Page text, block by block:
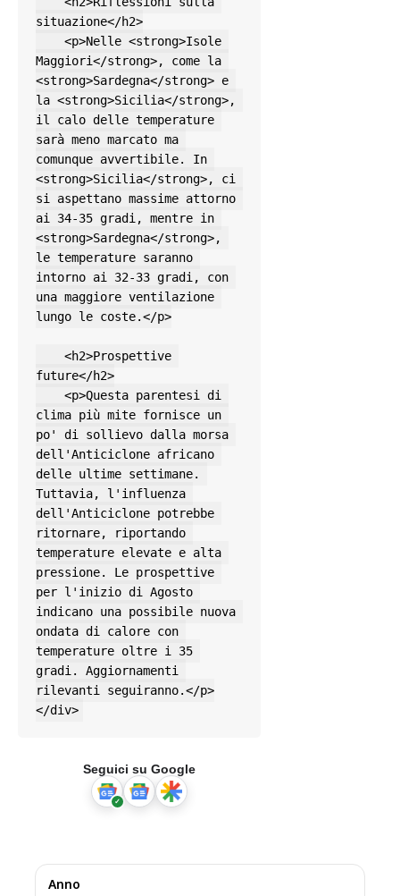
situazione</h2>
Maggiori</strong>, come la
<strong>Sardegna</strong> e
la <strong>Sicilia</strong>,
il calo delle temperature
sarà meno marcato ma
comunque avvertibile. In
<strong>Sicilia</strong>, ci
si aspettano massime attorno
ai 34-35 gradi, mentre in
<strong>Sardegna</strong>,
le temperature saranno
intorno ai 32-33 gradi, con
una maggiore ventilazione
lungo le coste.</p>
future</h2>
clima più mite fornisce un
po' di sollievo dalla morsa
dell'Anticiclone africano
delle ultime settimane.
Tuttavia, l'influenza
dell'Anticiclone potrebbe
ritornare, riportando
temperature elevate e alta
pressione. Le prospettive
per l'inizio di Agosto
indicano una possibile nuova
ondata di calore con
temperature oltre i 35
gradi. Aggiornamenti
rilevanti seguiranno.</p>
</div>
Seguici su Google
Anno